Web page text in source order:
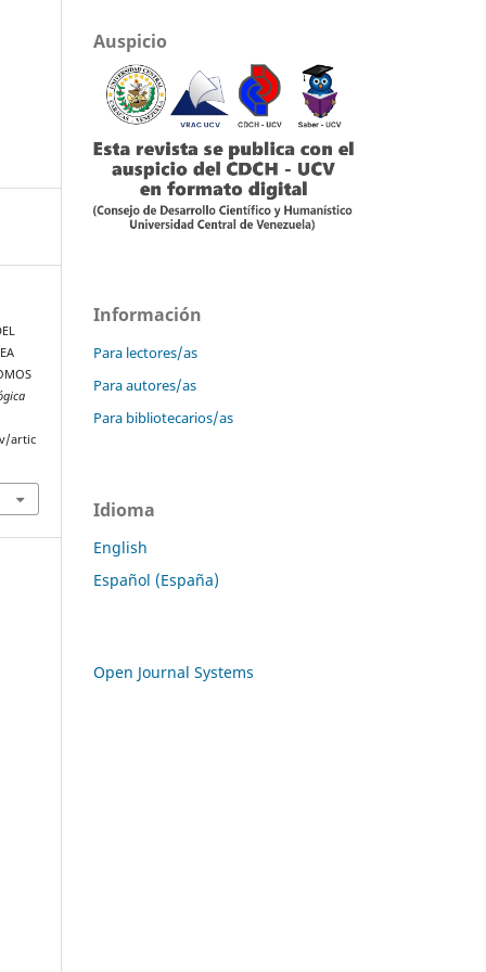
artic
Auspicio
Información
Para lectores/as
Para autores/as
Para bibliotecarios/as
Idioma
English
Español (España)
Open Journal Systems